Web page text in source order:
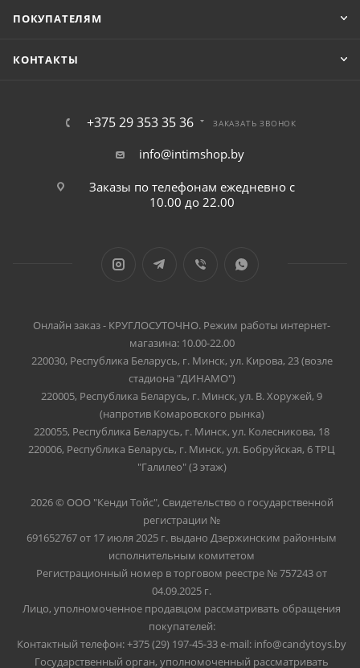
ПОКУПАТЕЛЯМ
КОНТАКТЫ
+375 29 353 35 36 ЗАКАЗАТЬ ЗВОНОК
info@intimshop.by
Заказы по телефонам ежедневно с
10.00 до 22.00
Онлайн заказ - КРУГЛОСУТОЧНО. Режим работы интернет-
магазина: 10.00-22.00
220030, Республика Беларусь, г. Минск, ул. Кирова, 23 (возле
стадиона "ДИНАМО")
220005, Республика Беларусь, г. Минск, ул. В. Хоружей, 9
(напротив Комаровского рынка)
220055, Республика Беларусь, г. Минск, ул. Колесникова, 18
220006, Республика Беларусь, г. Минск, ул. Бобруйская, 6 ТРЦ
"Галилео" (3 этаж)
2026 © ООО "Кенди Тойс", Свидетельство о государственной
регистрации №
691652767 от 17 июля 2025 г. выдано Дзержинским районным
исполнительным комитетом
Регистрационный номер в торговом реестре № 757243 от
04.09.2025 г.
Лицо, уполномоченное продавцом рассматривать обращения
покупателей:
Контактный телефон: +375 (29) 197-45-33 e-mail: info@candytoys.by
Государственный орган, уполномоченный рассматривать